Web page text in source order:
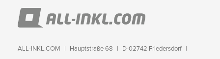
ALL-INKL.COM Hauptstraße 68
D-02742 Friedersdorf